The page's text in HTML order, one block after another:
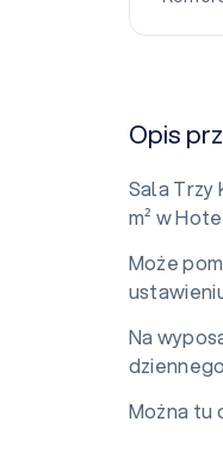
Opis
Sala Trzy
m² w
Może
Na
Można tu